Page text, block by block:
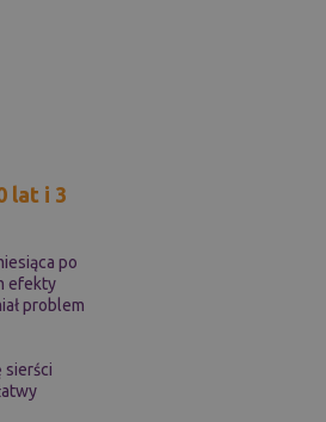
lat i 3
po
efekty
problem
sierści